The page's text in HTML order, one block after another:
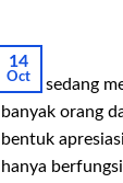
14
Oct
Anda sedang
banyak orang
bentuk
hanya